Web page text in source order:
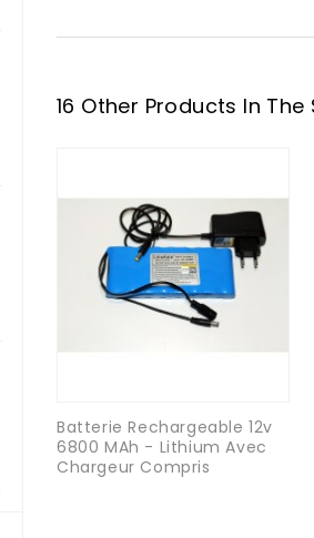
16 Other Products In
Batterie Rechargeable 12v
6800 MAh - Lithium Avec
Chargeur Compris